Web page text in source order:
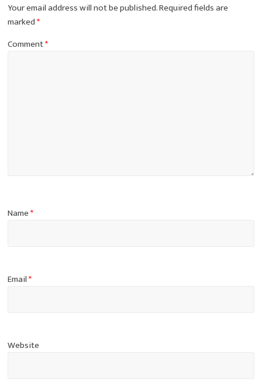
Your email address will not be published.Required fields are
marked*
Comment*
Name*
Email*
Website